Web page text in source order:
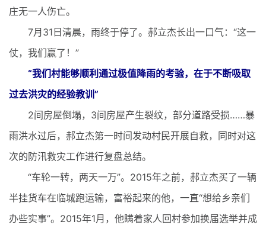
庄无一人伤亡。
7月31日清晨，雨终于停了。郝立杰长出一口气：“这一
仗，我们赢了！”
“我们村能够顺利通过极值降雨的考验，在于不断吸取
过去洪灾的经验教训”
2间房屋倒塌，3间房屋产生裂纹，部分道路受损……暴
雨洪水过后，郝立杰第一时间发动村民开展自救，同时对这
次的防汛救灾工作进行复盘总结。
“车轮一转，两天一万”。2015年之前，郝立杰买了一辆
半挂货车在临城跑运输，富裕起来的他，一直“想给乡亲们
办些实事”。2015年1月，他瞒着家人回村参加换届选举并成